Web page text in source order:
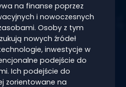
na finanse poprzez
i nowoczesnych
Osoby z tym
nowych źródeł
inwestycje w
podejście do
Ich podejście do
zorientowane na